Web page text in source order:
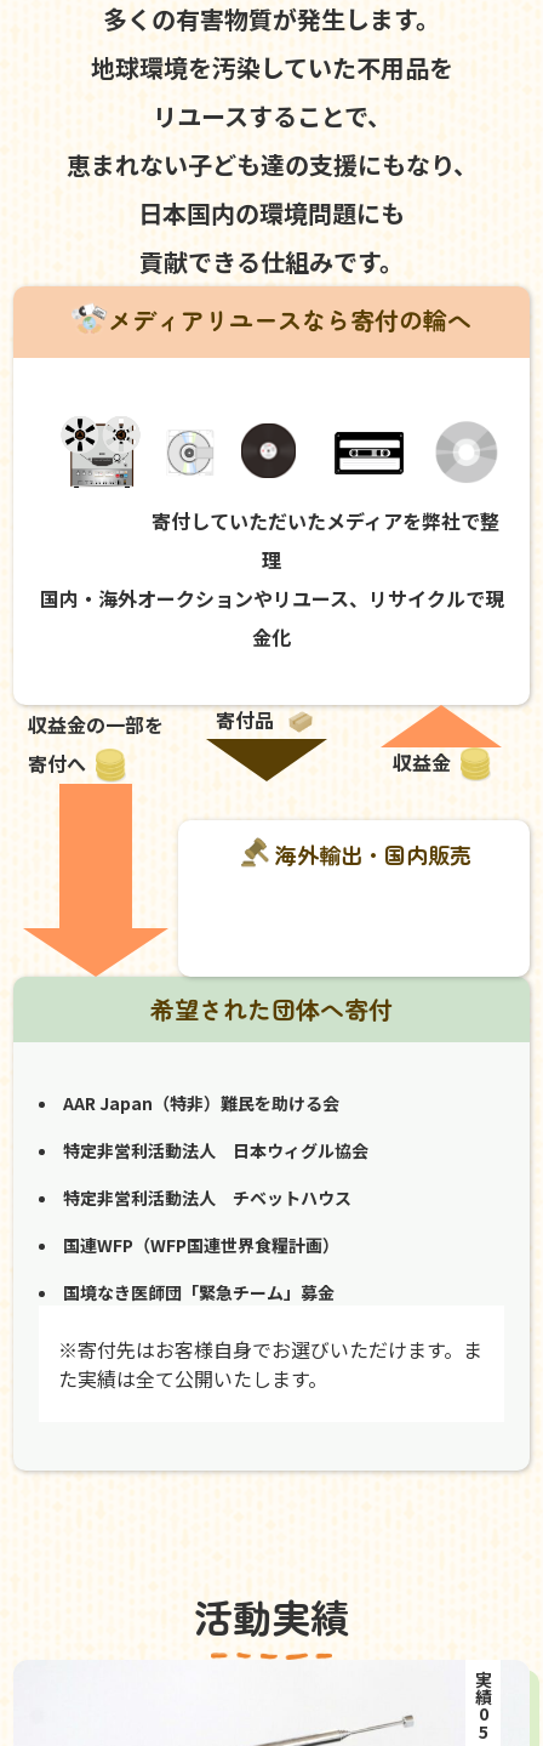
多くの有害物質が発生します。
地球環境を汚染していた不用品を
リユースすることで、
恵まれない子ども達の支援にもなり、
日本国内の環境問題にも
貢献できる仕組みです。
メディアリユースなら寄付の輪へ
寄付していただいたメディアを弊社で整
理
国内・海外オークションやリユース、リサイクルで現
金化
収益金の一部を
寄付へ
寄付品
収益金
海外輸出・国内販売
希望された団体へ寄付
AAR Japan（特非）難民を助ける会
特定非営利活動法人 日本ウィグル協会
特定非営利活動法人 チベットハウス
国連WFP（WFP国連世界食糧計画）
国境なき医師団「緊急チーム」募金
※寄付先はお客様自身でお選びいただけます。ま
た実績は全て公開いたします。
活動実績
実績05